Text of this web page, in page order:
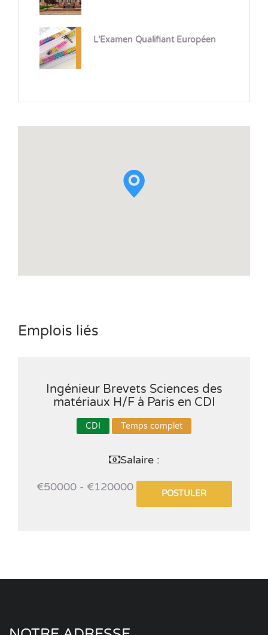
L’Examen Qualifiant Européen
Emplois liés
Ingénieur Brevets Sciences des
matériaux H/F à Paris en CDI
CDI Temps complet
Salaire :
€50000 - €120000
POSTULER